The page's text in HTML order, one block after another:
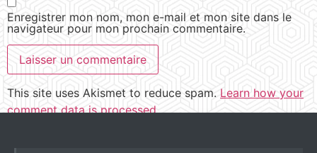
Enregistrer mon nom, mon e-mail et mon site dans le
navigateur pour mon prochain commentaire.
This site uses Akismet to reduce spam. Learn how your
comment data is processed.